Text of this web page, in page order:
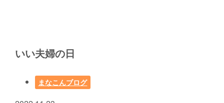
いい夫婦の日
まなこんブログ